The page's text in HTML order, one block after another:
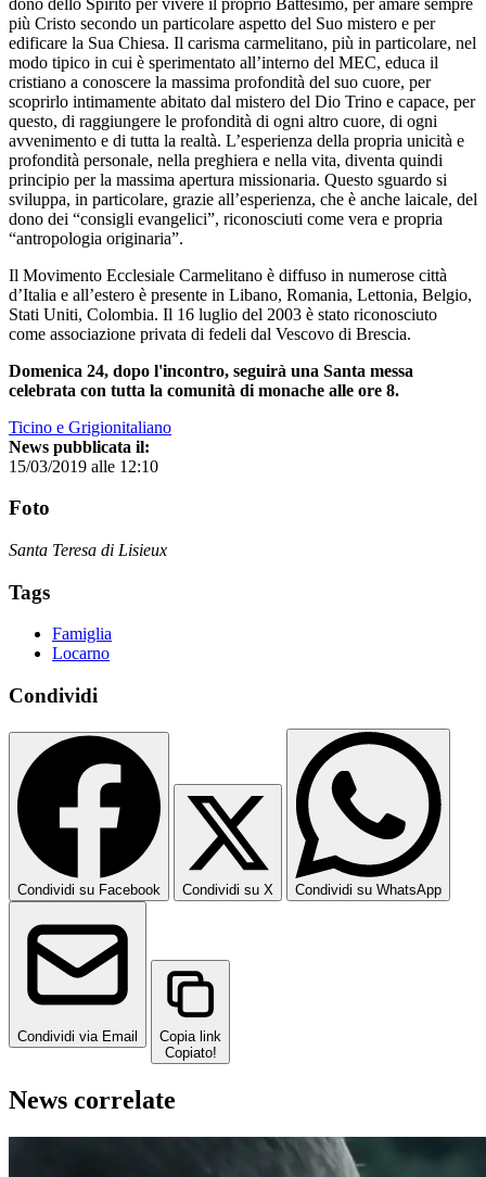
più Cristo secondo un particolare aspetto del Suo mistero e per
edificare la Sua Chiesa. Il carisma carmelitano, più in particolare, nel
modo tipico in cui è sperimentato all’interno del MEC, educa il
cristiano a conoscere la massima profondità del suo cuore, per
scoprirlo intimamente abitato dal mistero del Dio Trino e capace, per
questo, di raggiungere le profondità di ogni altro cuore, di ogni
avvenimento e di tutta la realtà. L’esperienza della propria unicità e
profondità personale, nella preghiera e nella vita, diventa quindi
principio per la massima apertura missionaria. Questo sguardo si
sviluppa, in particolare, grazie all’esperienza, che è anche laicale, del
dono dei “consigli evangelici”, riconosciuti come vera e propria
“antropologia originaria”.
Il Movimento Ecclesiale Carmelitano è diffuso in numerose città
d’Italia e all’estero è presente in Libano, Romania, Lettonia, Belgio,
Stati Uniti, Colombia. Il 16 luglio del 2003 è stato riconosciuto
come associazione privata di fedeli dal Vescovo di Brescia.
Domenica 24, dopo l'incontro, seguirà una Santa messa
celebrata con tutta la comunità di monache alle ore 8.
Ticino e Grigionitaliano
News pubblicata il:
15/03/2019 alle 12:10
Foto
Santa Teresa di Lisieux
Tags
Famiglia
Locarno
Condividi
Condividi su Facebook Condividi su X Condividi su WhatsApp
Condividi via Email
Copia link
Copiato!
News correlate